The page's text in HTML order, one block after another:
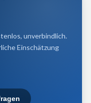
unverbindlich.
Einschätzung